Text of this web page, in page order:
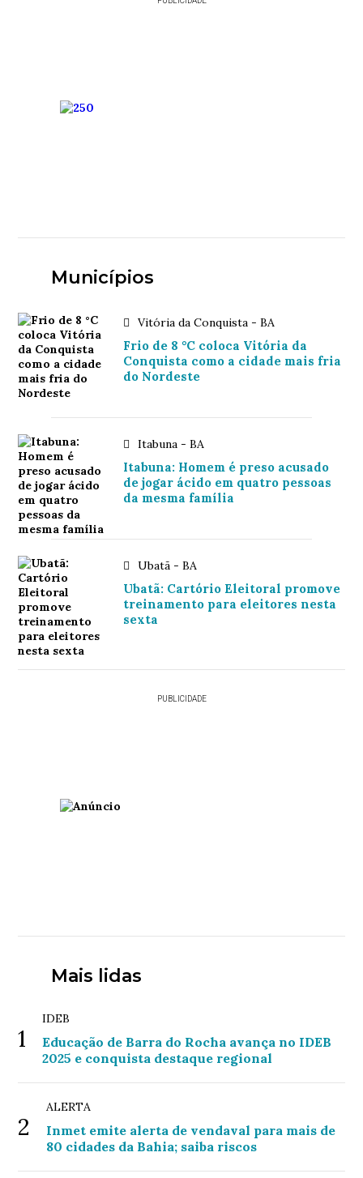
Municípios
Vitória da Conquista - BA
Frio de 8 °C coloca Vitória da
Conquista como a cidade mais fria
do Nordeste
Itabuna - BA
Itabuna: Homem é preso acusado
de jogar ácido em quatro pessoas
da mesma família
Ubatã - BA
Ubatã: Cartório Eleitoral promove
treinamento para eleitores nesta
sexta
PUBLICIDADE
Mais lidas
1
IDEB
Educação de Barra do Rocha avança no IDEB
2025 e conquista destaque regional
2
ALERTA
Inmet emite alerta de vendaval para mais de
80 cidades da Bahia; saiba riscos